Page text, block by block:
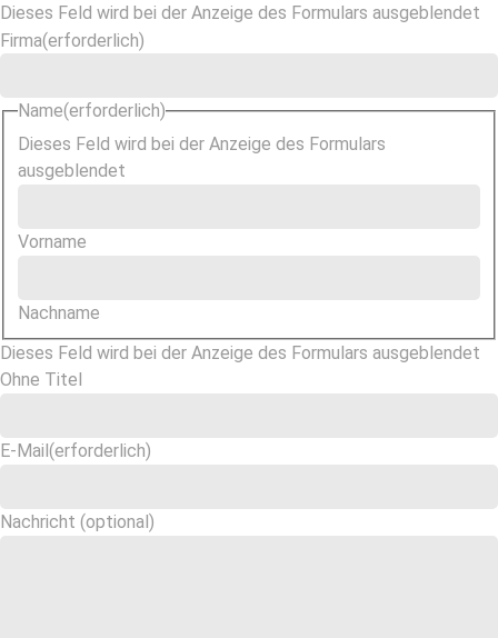
Dieses Feld wird bei der Anzeige des Formulars ausgeblendet
Firma(erforderlich)
Dieses Feld wird bei der Anzeige des Formulars
ausgeblendet
Name(erforderlich)
Vorname
Nachname
Dieses Feld wird bei der Anzeige des Formulars ausgeblendet
Ohne Titel
E-Mail (erforderlich)
Nachricht (optional)